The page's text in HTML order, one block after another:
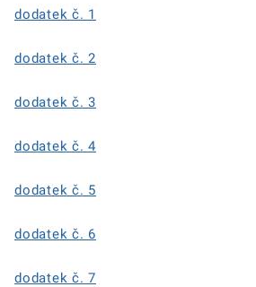
dodatek č. 1
dodatek č. 2
dodatek č. 3
dodatek č. 4
dodatek č. 5
dodatek č. 6
dodatek č. 7